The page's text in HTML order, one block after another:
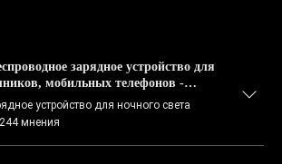
зарядное устройство для
мобильных телефонов -
устройство X549
устройство для ночного света
244 мнения